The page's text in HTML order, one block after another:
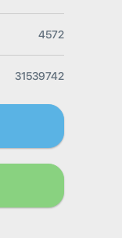
4572
31539742